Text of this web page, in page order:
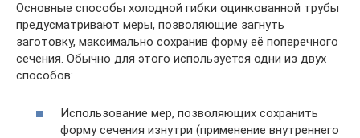
Основные способы холодной гибки оцинкованной трубы
предусматривают меры, позволяющие загнуть
заготовку, максимально сохранив форму её поперечного
сечения. Обычно для этого используется одни из двух
способов:
Использование мер, позволяющих сохранить
форму сечения изнутри (применение внутреннего